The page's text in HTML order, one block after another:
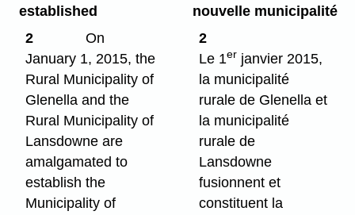
established
2
On
January 1, 2015, the
Rural Municipality of
Glenella and the
Rural Municipality of
Lansdowne are
amalgamated to
establish the
Municipality of
nouvelle municipalité
2
Le 1er janvier 2015,
la municipalité
rurale de Glenella et
la municipalité
rurale de
Lansdowne
fusionnent et
constituent la